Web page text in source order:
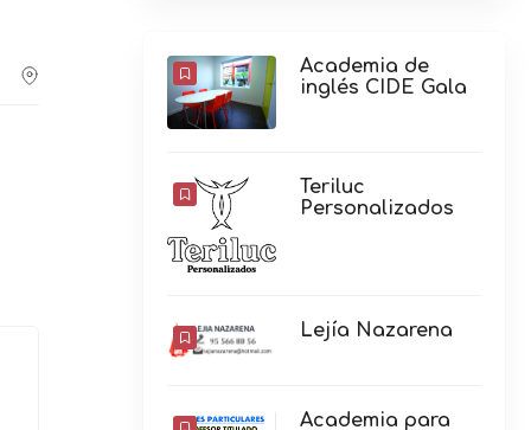
Academia de
inglés CIDE Gala
Teriluc
Personalizados
Lejía Nazarena
Academia para